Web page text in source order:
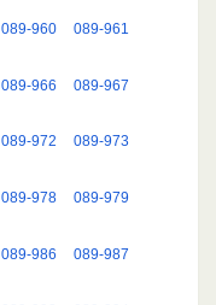
089-960 089-961
089-966 089-967
089-972 089-973
089-978 089-979
089-986 089-987